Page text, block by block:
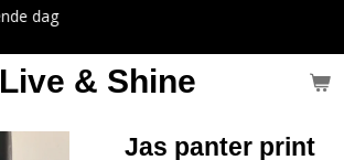
Live & Shine
Jas panter print